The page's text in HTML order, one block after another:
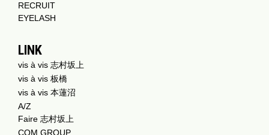
RECRUIT
EYELASH
LINK
vis à vis 志村坂上
vis à vis 板橋
vis à vis 本蓮沼
A/Z
Faire 志村坂上
COM GROUP